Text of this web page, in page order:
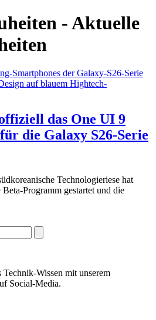
- Aktuelle
das One UI 9
die Galaxy S26-Serie
Technologieriese hat
Programm gestartet und die
Wissen mit unserem
Social-Media.